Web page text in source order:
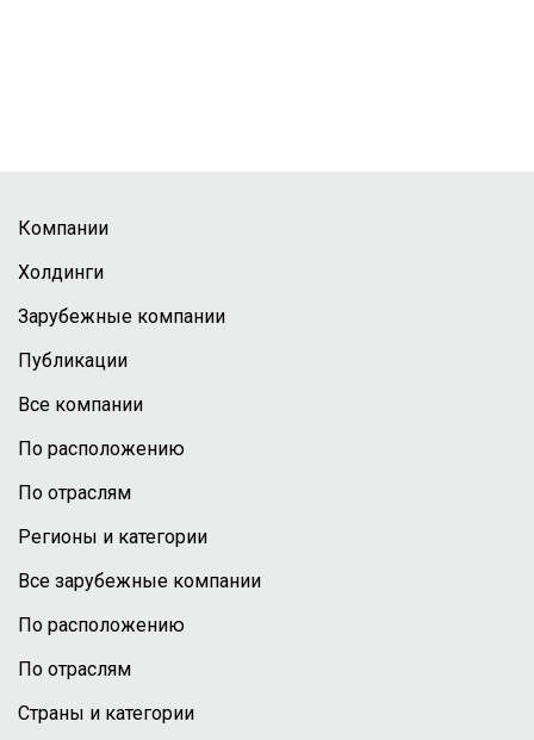
Компании
Холдинги
Зарубежные компании
Публикации
Все компании
По расположению
По отраслям
Регионы и категории
Все зарубежные компании
По расположению
По отраслям
Страны и категории